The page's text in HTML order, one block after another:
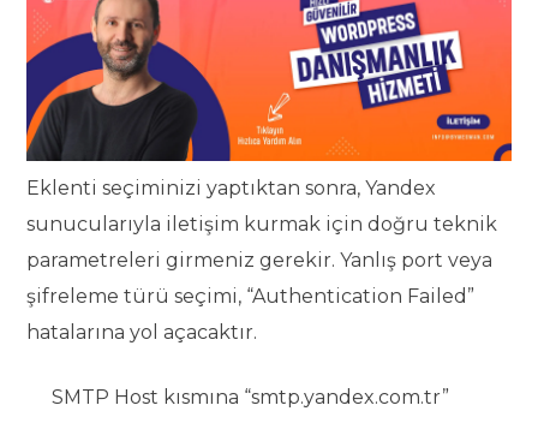
Eklenti seçiminizi yaptıktan sonra, Yandex
sunucularıyla iletişim kurmak için doğru teknik
parametreleri girmeniz gerekir. Yanlış port veya
şifreleme türü seçimi, “Authentication Failed”
hatalarına yol açacaktır.
SMTP Host kısmına “smtp.yandex.com.tr”